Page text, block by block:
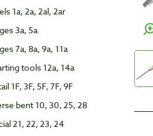
1a, 2a, 2al, 2ar
3a, 5a
7a, 8a, 9a, 11a
tools 12a, 14a
1F, 3F, 5F, 7F, 9F
bent 10, 30, 25, 28
21, 22, 23, 24